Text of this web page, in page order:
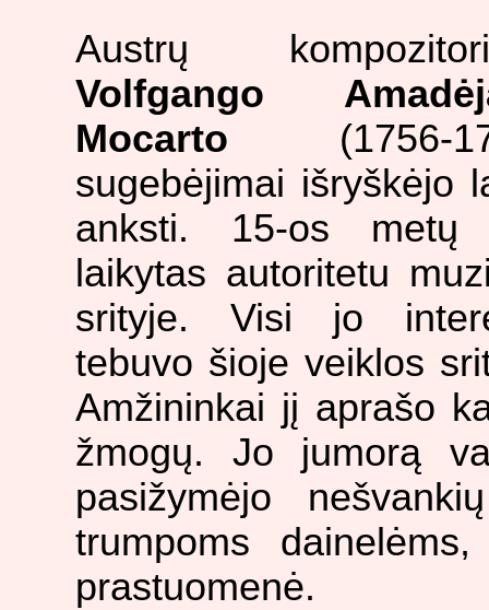
Austrų
Volfgango
Mocarto (1756-
sugebėjimai išryškėjo
anksti. 15-os metų
laikytas autoritetu
srityje. Visi jo
tebuvo šioje veiklos
Amžininkai jį aprašo
žmogų. Jo jumorą
pasižymėjo
trumpoms
prastuomenė.